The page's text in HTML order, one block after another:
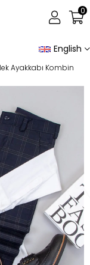
English
0
Ayakkabı Kombin